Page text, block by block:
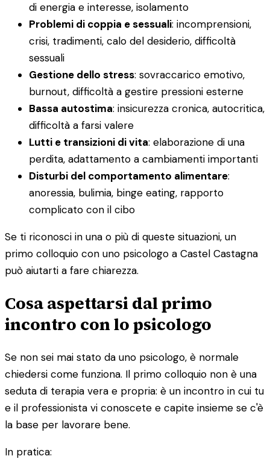
di energia e interesse, isolamento
Problemi di coppia e sessuali: incomprensioni,
crisi, tradimenti, calo del desiderio, difficoltà
sessuali
Gestione dello stress: sovraccarico emotivo,
burnout, difficoltà a gestire pressioni esterne
Bassa autostima: insicurezza cronica, autocritica,
difficoltà a farsi valere
Lutti e transizioni di vita: elaborazione di una
perdita, adattamento a cambiamenti importanti
Disturbi del comportamento alimentare:
anoressia, bulimia, binge eating, rapporto
complicato con il cibo
Se ti riconosci in una o più di queste situazioni, un
primo colloquio con uno psicologo a Castel Castagna
può aiutarti a fare chiarezza.
Cosa aspettarsi dal primo
incontro con lo psicologo
Se non sei mai stato da uno psicologo, è normale
chiedersi come funziona. Il primo colloquio non è una
seduta di terapia vera e propria: è un incontro in cui tu
e il professionista vi conoscete e capite insieme se c'è
la base per lavorare bene.
In pratica: